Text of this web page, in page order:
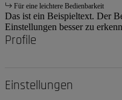
Für eine leichtere Bedienbarkeit
Das ist ein Beispieltext. Der
Einstellungen besser zu
Profile
Einstellungen